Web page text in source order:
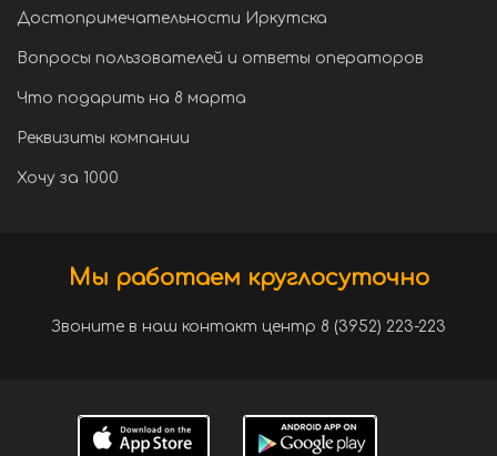
Достопримечательности Иркутска
Вопросы пользователей и ответы операторов
Что подарить на 8 марта
Реквизиты компании
Хочу за 1000
Мы работаем круглосуточно
Звоните в наш контакт центр 8 (3952) 223-223